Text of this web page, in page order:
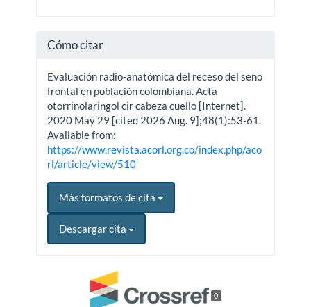
Cómo citar
Evaluación radio-anatómica del receso del seno
frontal en población colombiana. Acta
otorrinolaringol cir cabeza cuello [Internet].
2020 May 29 [cited 2026 Aug. 9];48(1):53-61.
Available from:
https://www.revista.acorl.org.co/index.php/aco
rl/article/view/510
Más formatos de cita
Descargar cita
0